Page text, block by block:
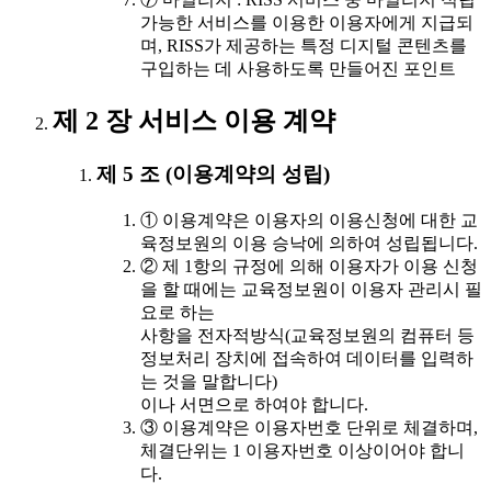
가능한 서비스를 이용한 이용자에게 지급되
며, RISS가 제공하는 특정 디지털 콘텐츠를
구입하는 데 사용하도록 만들어진 포인트
제 2 장 서비스 이용 계약
제 5 조 (이용계약의 성립)
① 이용계약은 이용자의 이용신청에 대한 교
육정보원의 이용 승낙에 의하여 성립됩니다.
② 제 1항의 규정에 의해 이용자가 이용 신청
을 할 때에는 교육정보원이 이용자 관리시 필
요로 하는
사항을 전자적방식(교육정보원의 컴퓨터 등
정보처리 장치에 접속하여 데이터를 입력하
는 것을 말합니다)
이나 서면으로 하여야 합니다.
③ 이용계약은 이용자번호 단위로 체결하며,
체결단위는 1 이용자번호 이상이어야 합니
다.